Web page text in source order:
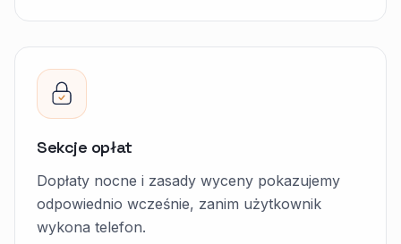
Sekcje opłat
Dopłaty nocne i zasady wyceny pokazujemy
odpowiednio wcześnie, zanim użytkownik
wykona telefon.